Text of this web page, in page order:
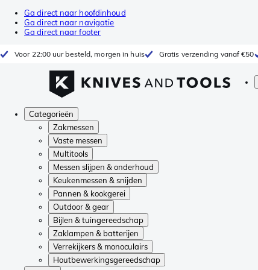
Ga direct naar hoofdinhoud
Ga direct naar navigatie
Ga direct naar footer
Voor 22:00 uur besteld, morgen in huis Gratis verzending vanaf €50
Categorieën
Zakmessen
Vaste messen
Multitools
Messen slijpen & onderhoud
Keukenmessen & snijden
Pannen & kookgerei
Outdoor & gear
Bijlen & tuingereedschap
Zaklampen & batterijen
Verrekijkers & monoculairs
Houtbewerkingsgereedschap